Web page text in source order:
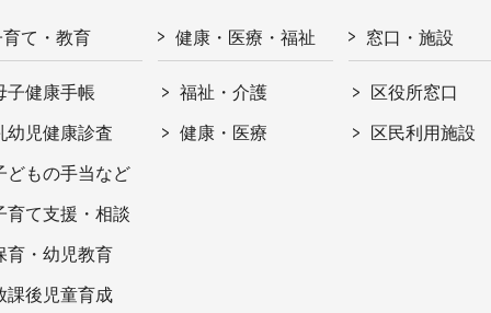
育て・教育
子健康手帳
幼児健康診査
どもの手当など
育て支援・相談
育・幼児教育
課後児童育成
健康・医療・福祉
福祉・介護
健康・医療
窓口・施設
区役所窓口
区民利用施設